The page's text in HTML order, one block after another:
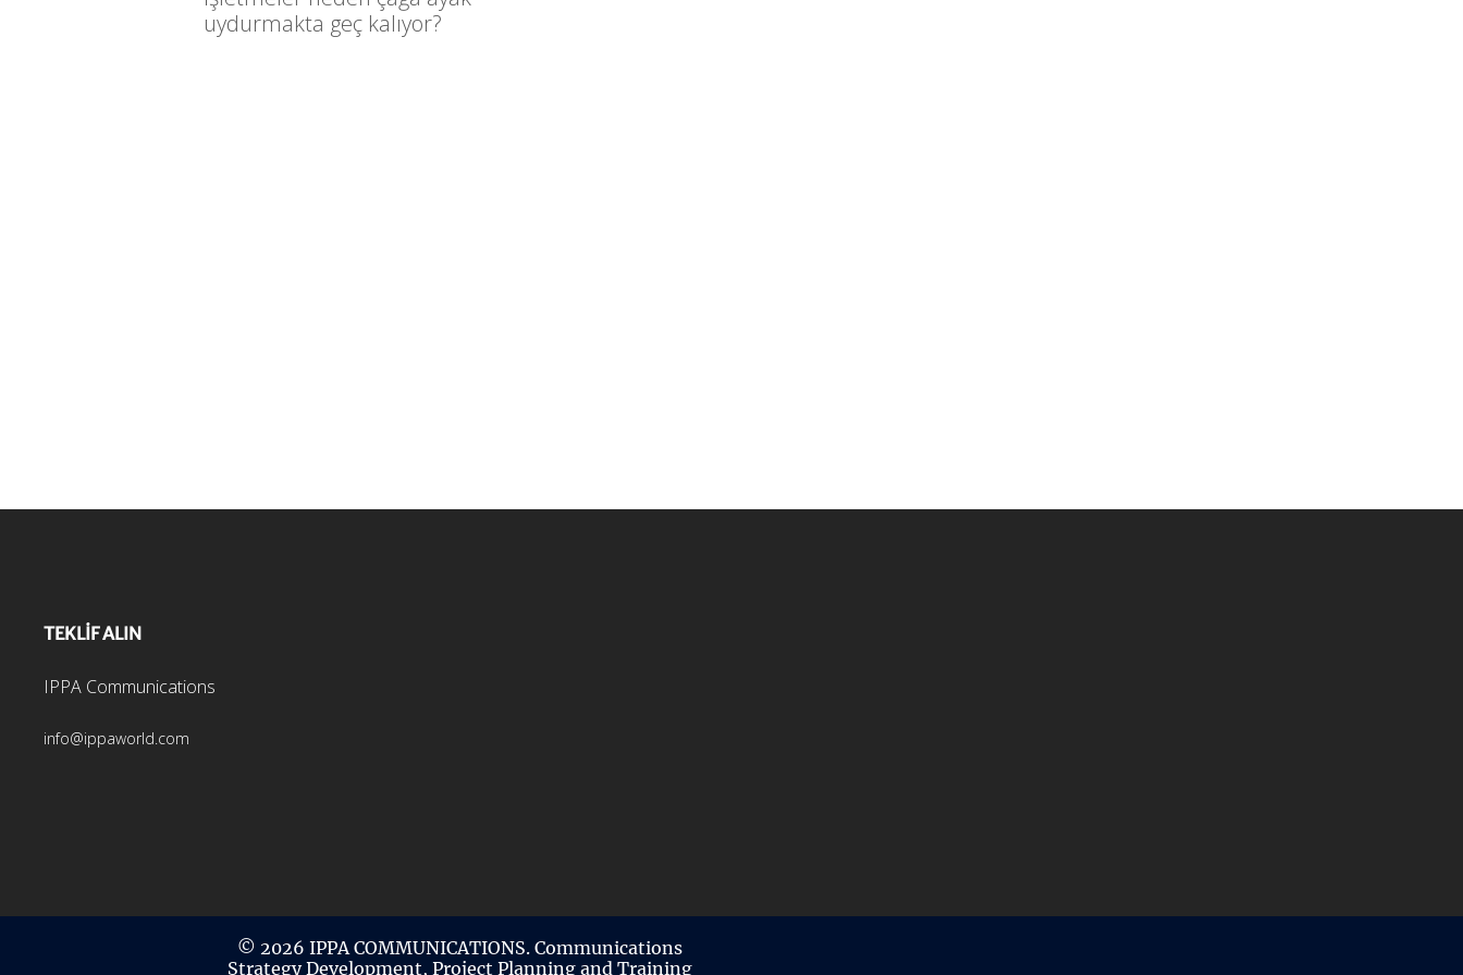
uydurmakta geç kalıyor?
TEKLİF ALIN
IPPA Communications
info@ippaworld.com
© 2026 IPPA COMMUNICATIONS. Communications
Strategy Development, Project Planning and Training